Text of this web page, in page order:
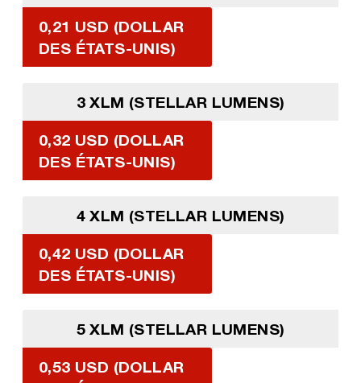
0,21 USD (DOLLAR
DES ÉTATS-UNIS)
3 XLM (STELLAR LUMENS)
0,32 USD (DOLLAR
DES ÉTATS-UNIS)
4 XLM (STELLAR LUMENS)
0,42 USD (DOLLAR
DES ÉTATS-UNIS)
5 XLM (STELLAR LUMENS)
0,53 USD (DOLLAR